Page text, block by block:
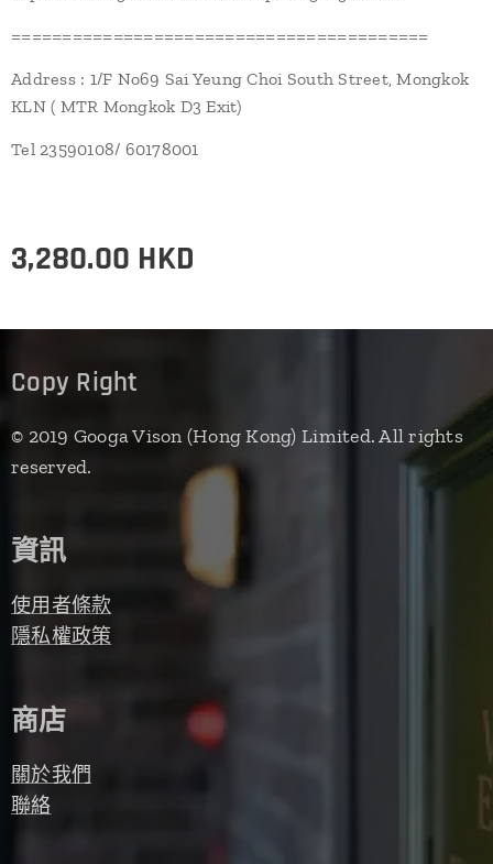
=========================================
Address : 1/F No69 Sai Yeung Choi South Street, Mongkok
KLN ( MTR Mongkok D3 Exit)
Tel 23590108/ 60178001
3,280.00 HKD
Copy Right
© 2019 Googa Vison (Hong Kong) Limited. All rights
reserved.
資訊
使用者條款
隱私權政策
商店
關於我們
聯絡